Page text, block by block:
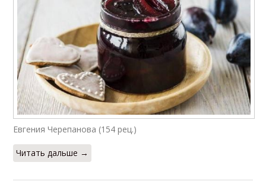
Евгения Черепанова (154 рец.)
Читать дальше →